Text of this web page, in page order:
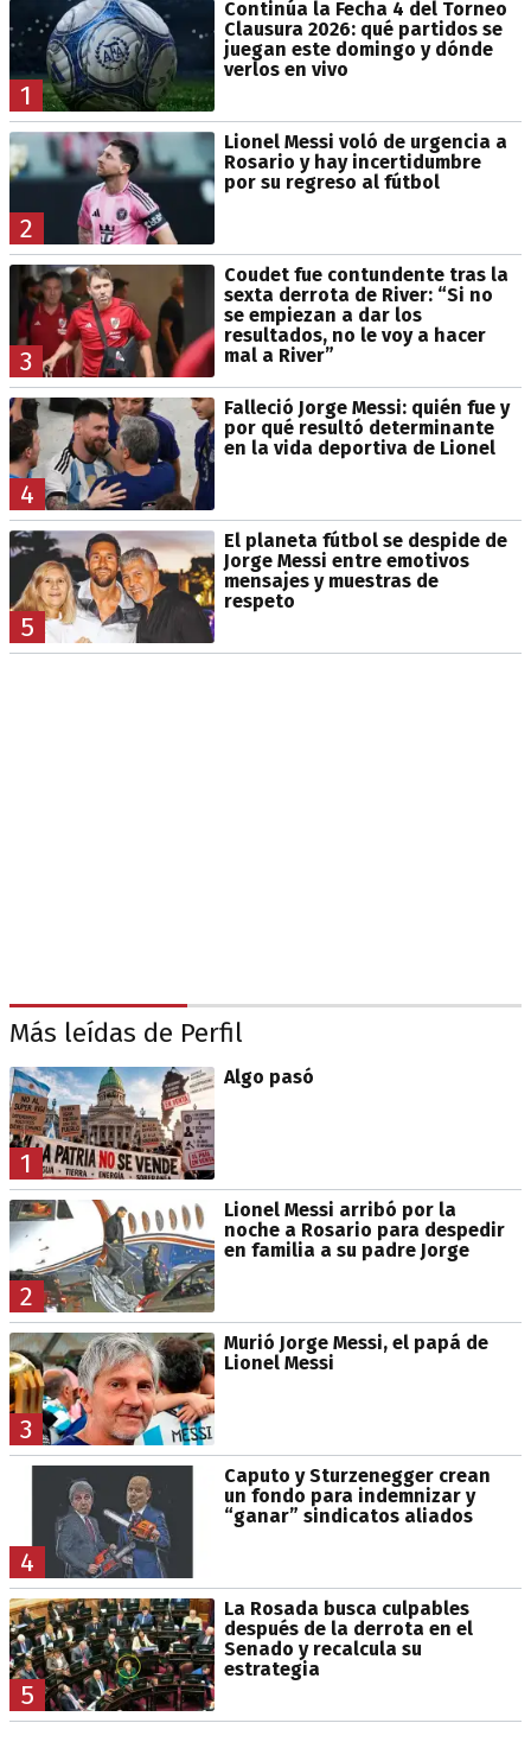
1
Continúa la Fecha 4 del Torneo
Clausura 2026: qué partidos se
juegan este domingo y dónde
verlos en vivo
2
Lionel Messi voló de urgencia a
Rosario y hay incertidumbre
por su regreso al fútbol
3
Coudet fue contundente tras la
sexta derrota de River: “Si no
se empiezan a dar los
resultados, no le voy a hacer
mal a River”
4
Falleció Jorge Messi: quién fue y
por qué resultó determinante
en la vida deportiva de Lionel
5
El planeta fútbol se despide de
Jorge Messi entre emotivos
mensajes y muestras de
respeto
Más leídas de Perfil
1
Algo pasó
2
Lionel Messi arribó por la
noche a Rosario para despedir
en familia a su padre Jorge
3
Murió Jorge Messi, el papá de
Lionel Messi
4
Caputo y Sturzenegger crean
un fondo para indemnizar y
“ganar” sindicatos aliados
5
La Rosada busca culpables
después de la derrota en el
Senado y recalcula su
estrategia